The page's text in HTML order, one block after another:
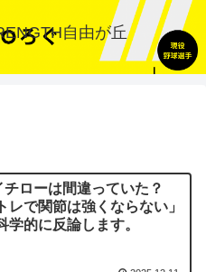
自由が丘
チローは間違っていた？
レで関節は強くならない」
学的に反論します。